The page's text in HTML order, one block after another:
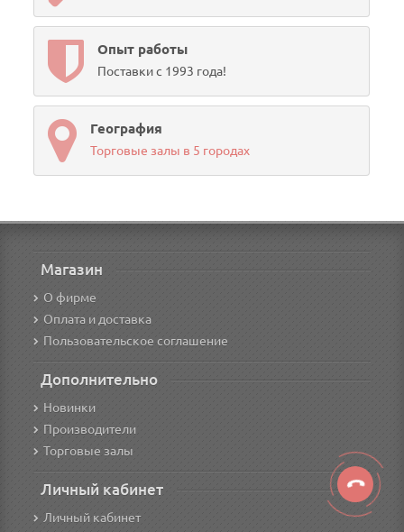
Опыт работы
Поставки с 1993 года!
География
Торговые залы в 5 городах
Магазин
О фирме
Оплата и доставка
Пользовательское соглашение
Дополнительно
Новинки
Производители
Торговые залы
Личный кабинет
Личный кабинет